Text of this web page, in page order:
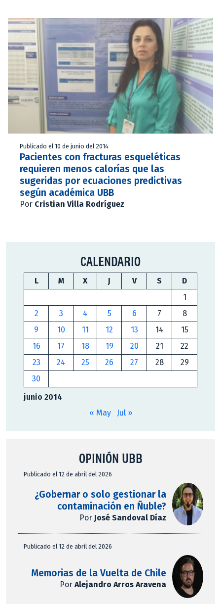
Publicado el 10 de junio del 2014
Pacientes con fracturas esqueléticas
requieren menos calorías que las
sugeridas por ecuaciones predictivas
según académica UBB
Por Cristian Villa Rodríguez
CALENDARIO
junio 2014
L M X J V S
D
1
2
3 4 5 6 7
8
9
10 11 12 13 14
15
16
17 18 19 20 21
22
23
24 25 26 27 28
29
30
« May Jul »
OPINIÓN UBB
Publicado el 12 de abril del 2026
¿Gobernar o solo gestionar la
contaminación en Ñuble?
Por José Sandoval Díaz
Publicado el 12 de abril del 2026
Memorias de la Vuelta de Chile
PorAlejandro Arros Aravena